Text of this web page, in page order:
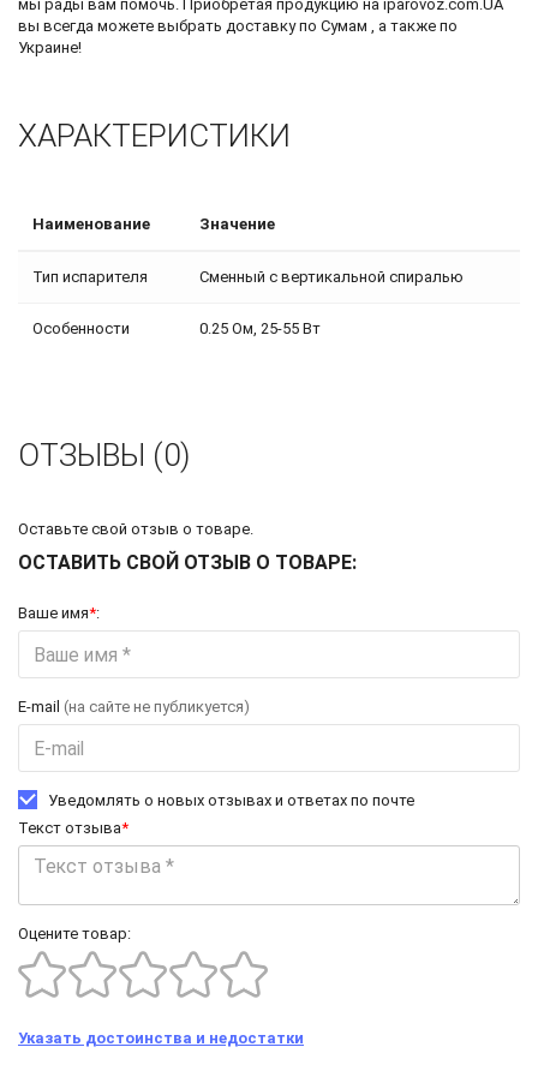
мы рады вам помочь. Приобретая продукцию на iparovoz.com.UA
вы всегда можете выбрать доставку по Сумам , а также по
Украине!
ХАРАКТЕРИСТИКИ
Наименование Значение
Тип испарителя Сменный с вертикальной спиралью
Особенности 0.25 Ом, 25-55 Вт
ОТЗЫВЫ (0)
Оставьте свой отзыв о товаре.
ОСТАВИТЬ СВОЙ ОТЗЫВ О ТОВАРЕ:
Ваше имя*:
E-mail (на сайте не публикуется)
Уведомлять о новых отзывах и ответах по почте
Текст отзыва*
Оцените товар:
Указать достоинства и недостатки